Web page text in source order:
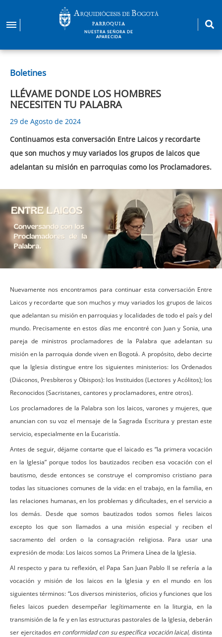
contenido
PARROQUIA
NUESTRA SEÑORA DE
APARECIDA
Boletines
LLÉVAME DONDE LOS HOMBRES
NECESITEN TU PALABRA
29 de Agosto de 2024
Continuamos esta conversación Entre Laicos y recordarte
que son muchos y muy variados los grupos de laicos que
adelantan su misión en parroquias como los Proclamadores.
Nuevamente nos encontramos para continuar esta conversación Entre
Laicos y recordarte que son muchos y muy variados los grupos de laicos
que adelantan su misión en parroquias y localidades de todo el país y del
mundo. Precisamente en estos días me encontré con Juan y Sonia, una
pareja de ministros proclamadores de la Palabra que adelantan su
misión en la parroquia donde viven en Bogotá. A propósito, debo decirte
que la Iglesia distingue entre los siguientes ministerios: los Ordenados
(Diáconos, Presbíteros y Obispos): los Instituidos (Lectores y Acólitos); los
Reconocidos (Sacristanes, cantores y proclamadores, entre otros).
Los proclamadores de la Palabra son los laicos, varones y mujeres, que
anuncian con su voz el mensaje de la Sagrada Escritura y prestan este
servicio, especialmente en la Eucaristía.
Antes de seguir, déjame contarte que el laicado es “la primera vocación
en la Iglesia” porque todos los bautizados reciben esa vocación con el
bautismo, desde entonces se construye el compromiso cristiano para
todas las situaciones comunes de la vida: en el trabajo, en la familia, en
las relaciones humanas, en los problemas y dificultades, en el servicio a
los demás. Desde que somos bautizados todos somos fieles laicos
excepto los que son llamados a una misión especial y reciben el
sacramento del orden o la consagración religiosa. Para usar una
expresión de moda: Los laicos somos La Primera Línea de la Iglesia.
Al respecto y para tu reflexión, el Papa San Juan Pablo II se refería a la
vocación y misión de los laicos en la Iglesia y en el mundo en los
siguientes términos: “Los diversos ministerios, oficios y funciones que los
fieles laicos pueden desempeñar legítimamente en la liturgia, en la
transmisión de la fe y en las estructuras pastorales de la Iglesia, deberán
ser ejercitados en conformidad con su específica vocación laical,distinta